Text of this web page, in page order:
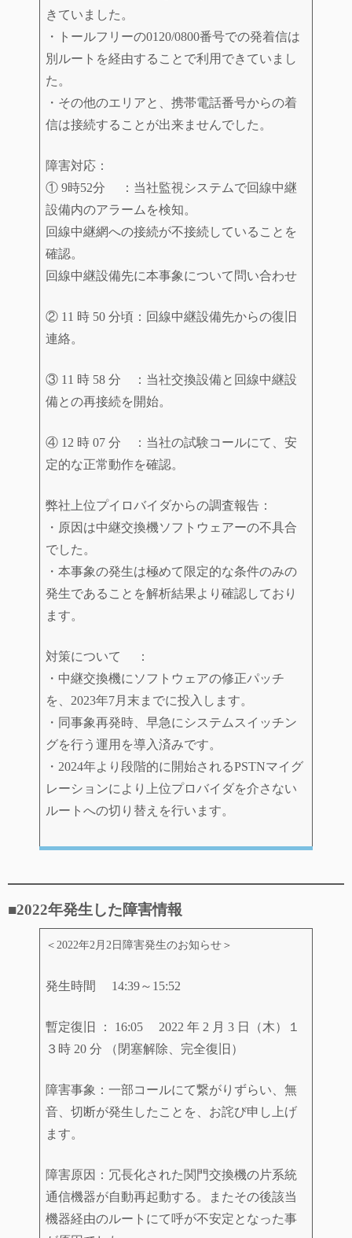
きていました。
・トールフリーの0120/0800番号での発着信は
別ルートを経由することで利用できていまし
た。
・その他のエリアと、携帯電話番号からの着
信は接続することが出来ませんでした。
障害対応：
① 9時52分 ：当社監視システムで回線中継
設備内のアラームを検知。
回線中継網への接続が不接続していることを
確認。
回線中継設備先に本事象について問い合わせ
② 11 時 50 分頃：回線中継設備先からの復旧
連絡。
③ 11 時 58 分 ：当社交換設備と回線中継設
備との再接続を開始。
④ 12 時 07 分 ：当社の試験コールにて、安
定的な正常動作を確認。
弊社上位プイロバイダからの調査報告：
・原因は中継交換機ソフトウェアーの不具合
でした。
・本事象の発生は極めて限定的な条件のみの
発生であることを解析結果より確認しており
ます。
対策について ：
・中継交換機にソフトウェアの修正パッチ
を、2023年7月末までに投入します。
・同事象再発時、早急にシステムスイッチン
グを行う運用を導入済みです。
・2024年より段階的に開始されるPSTNマイグ
レーションにより上位プロバイダを介さない
ルートへの切り替えを行います。
■2022年発生した障害情報
＜2022年2月2日障害発生のお知らせ＞
発生時間 14:39～15:52
暫定復旧 ： 16:05 2022 年 2 月 3 日（木）１
３時 20 分 （閉塞解除、完全復旧）
障害事象：一部コールにて繋がりずらい、無
音、切断が発生したことを、お詫び申し上げ
ます。
障害原因：冗長化された関門交換機の片系統
通信機器が自動再起動する。またその後該当
機器経由のルートにて呼が不安定となった事